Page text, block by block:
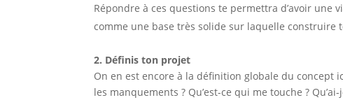
Répondre à ces questions te permettra d’avoir une
comme une base très solide sur laquelle construire
2. Définis ton projet
On en est encore à la définition globale du concept
les manquements ? Qu’est-ce qui me touche ?